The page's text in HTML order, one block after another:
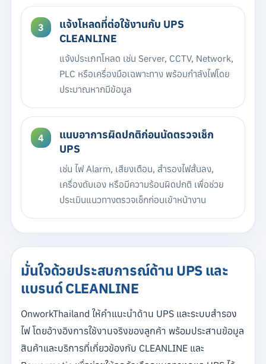
แจ้งโหลดที่ต่อใช้งานกับ UPS
CLEANLINE
แจ้งประเภทโหลด เช่น Server, CCTV, Network,
PLC หรือเครื่องมือเฉพาะทาง พร้อมกำลังไฟโดย
ประมาณหากมีข้อมูล
แนบอาการผิดปกติก่อนนัดตรวจเช็ก
UPS
เช่น ไฟ Alarm, เสียงเตือน, สำรองไฟสั้นลง,
เครื่องดับเอง หรือมีความร้อนผิดปกติ เพื่อช่วย
ประเมินแนวทางตรวจเช็กก่อนเข้าหน้างาน
มั่นใจด้วยประสบการณ์ด้าน UPS และ
แบรนด์ CLEANLINE
OnworkThailand ให้คำแนะนำด้าน UPS และระบบสำรอง
ไฟ โดยอ้างอิงการใช้งานจริงของลูกค้า พร้อมประสานข้อมูล
สินค้าและบริการที่เกี่ยวข้องกับ CLEANLINE และ